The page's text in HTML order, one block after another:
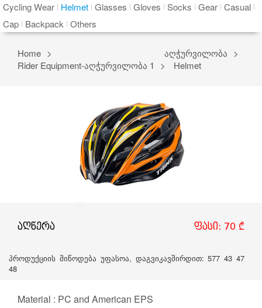
Cycling Wear Helmet Glasses Gloves Socks Gear Casual
Cap Backpack Others
Home
აღჭურვილობა
Rider Equipment-აღჭურვილობა 1
Helmet
აღწერა ფასი: 70 ₾
პროდუქციის მიწოდება უფასოა, დაგვიკავშირდით: 577 43 47
48
Material : PC and American EPS